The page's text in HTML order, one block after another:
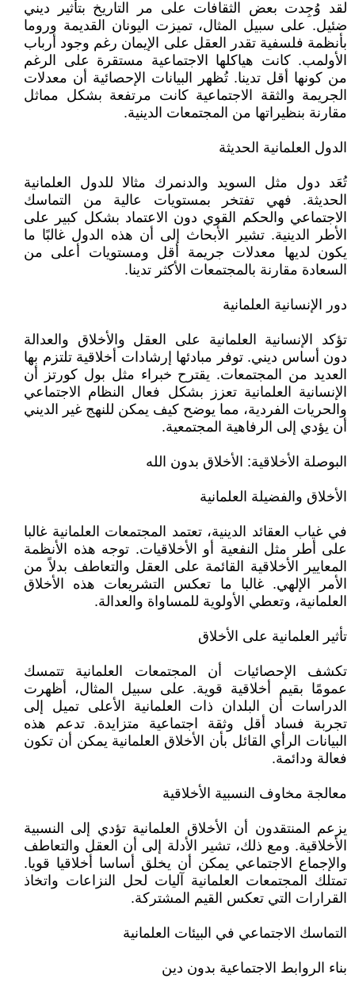
لقد وُجِدت بعض الثقافات على مر التاريخ بتأثير ديني
ضئيل. على سبيل المثال، تميزت اليونان القديمة وروما
بأنظمة فلسفية تقدر العقل على الإيمان رغم وجود أرباب
الأولمب. كانت هياكلها الاجتماعية مستقرة على الرغم
من كونها أقل تدينا. تُظهر البيانات الإحصائية أن معدلات
الجريمة والثقة الاجتماعية كانت مرتفعة بشكل مماثل
مقارنة بنظيراتها من المجتمعات الدينية.
الدول العلمانية الحديثة
تُعَد دول مثل السويد والدنمرك مثالا للدول العلمانية
الحديثة. فهي تفتخر بمستويات عالية من التماسك
الاجتماعي والحكم القوي دون الاعتماد بشكل كبير على
الأطر الدينية. تشير الأبحاث إلى أن هذه الدول غالبًا ما
يكون لديها معدلات جريمة أقل ومستويات أعلى من
السعادة مقارنة بالمجتمعات الأكثر تدينا.
دور الإنسانية العلمانية
تؤكد الإنسانية العلمانية على العقل والأخلاق والعدالة
دون أساس ديني. توفر مبادئها إرشادات أخلاقية تلتزم بها
العديد من المجتمعات. يقترح خبراء مثل بول كورتز أن
الإنسانية العلمانية تعزز بشكل فعال النظام الاجتماعي
والحريات الفردية، مما يوضح كيف يمكن للنهج غير الديني
أن يؤدي إلى الرفاهية المجتمعية.
البوصلة الأخلاقية: الأخلاق بدون الله
الأخلاق والفضيلة العلمانية
في غياب العقائد الدينية، تعتمد المجتمعات العلمانية غالبا
على أطر مثل النفعية أو الأخلاقيات. توجه هذه الأنظمة
المعايير الأخلاقية القائمة على العقل والتعاطف بدلاً من
الأمر الإلهي. غالبا ما تعكس التشريعات هذه الأخلاق
العلمانية، وتعطي الأولوية للمساواة والعدالة.
تأثير العلمانية على الأخلاق
تكشف الإحصائيات أن المجتمعات العلمانية تتمسك
عمومًا بقيم أخلاقية قوية. على سبيل المثال، أظهرت
الدراسات أن البلدان ذات العلمانية الأعلى تميل إلى
تجربة فساد أقل وثقة اجتماعية متزايدة. تدعم هذه
البيانات الرأي القائل بأن الأخلاق العلمانية يمكن أن تكون
فعالة ودائمة.
معالجة مخاوف النسبية الأخلاقية
يزعم المنتقدون أن الأخلاق العلمانية تؤدي إلى النسبية
الأخلاقية. ومع ذلك، تشير الأدلة إلى أن العقل والتعاطف
والإجماع الاجتماعي يمكن أن يخلق أساسا أخلاقيا قويا.
تمتلك المجتمعات العلمانية آليات لحل النزاعات واتخاذ
القرارات التي تعكس القيم المشتركة.
التماسك الاجتماعي في البيئات العلمانية
بناء الروابط الاجتماعية بدون دين